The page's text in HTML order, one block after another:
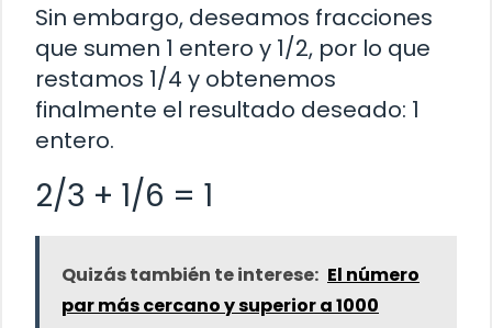
Sin embargo, deseamos fracciones
que sumen 1 entero y 1/2, por lo que
restamos 1/4 y obtenemos
finalmente el resultado deseado: 1
entero.
2/3 + 1/6 = 1
Quizás también te interese: El número
par más cercano y superior a 1000